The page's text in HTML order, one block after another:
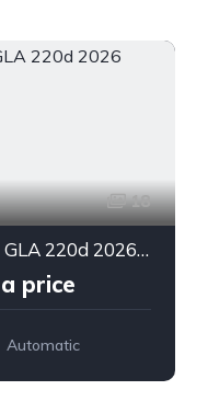
18
Mercedes-Benz GLA 220d 2026 (Importée neuve)
price
Automatic